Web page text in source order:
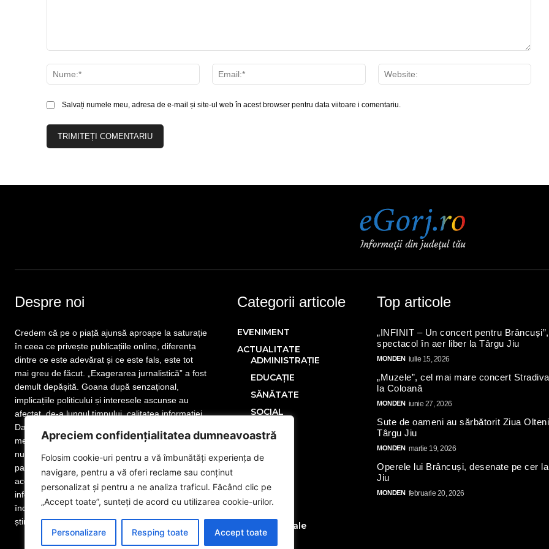
Apreciem confidențialitatea dumneavoastră
Folosim cookie-uri pentru a vă îmbunătăți experiența de
navigare, pentru a vă oferi reclame sau conținut
personalizat și pentru a ne analiza traficul. Făcând clic pe
„Accept toate”, sunteți de acord cu utilizarea cookie-urilor.
Personalizare Resping toate Accept toate
Nume:*
Email:*
Salvați numele meu, adresa de e-mail și site-ul web în acest browser pentru data viitoare i comentariu.
Despre noi
Credem că pe o piață ajunsă aproape la saturație
în ceea ce privește publicațiile online, diferența
dintre ce este adevărat și ce este fals, este tot
mai greu de făcut. „Exagerarea jurnalistică” a fost
demult depășită. Goana după senzațional,
implicațiile politicului și interesele ascunse au
afectat, de-a lungul timpului, calitatea informației.
Dar nu este totul pierdut! Mai sunt publicații care
merită atenția cititorului. Mai sunt jurnaliști care
nu și-au uitat menirea. Mai sunt redactori
pasionați de meseria lor, iar noi facem parte din
această categorie. www.eGorj.ro vă aduce
informații din județul dumneavoastră! Suntem la
început de drum, dar suntem pregătiți să dăm
știrea exactă. Citiți și vă veți convinge!
Categorii articole
EVENIMENT
ACTUALITATE
ADMINISTRAȚIE
EDUCAȚIE
SĂNĂTATE
SOCIAL
POLITICĂ
SPORT
NAȚIONAL
Advertoriale
Anunturi
Top articole
„INFINIT – Un concert pentru Brâncuși”,
spectacol în aer liber la Târgu Jiu
MONDEN iulie 15, 2026
„Muzele”, cel mai mare concert
la Coloană
MONDEN iunie 27, 2026
Sute de oameni au sărbătorit Ziua
Târgu Jiu
MONDEN martie 19, 2026
Operele lui Brâncuși, desenate pe cer
Jiu
MONDEN februarie 20, 2026